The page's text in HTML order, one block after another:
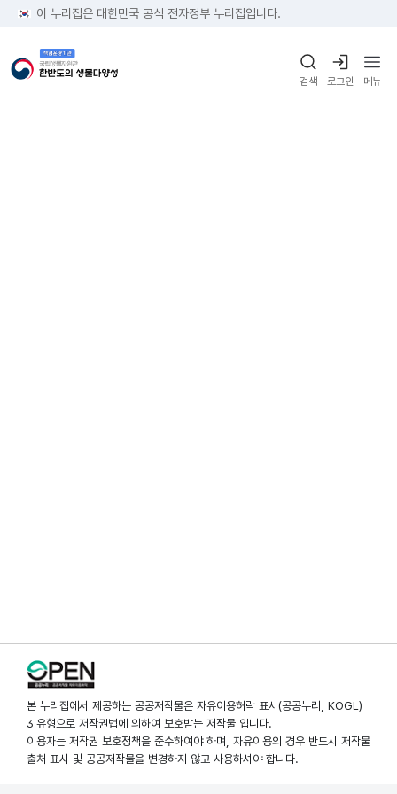
이 누리집은 대한민국 공식 전자정부 누리집입니다.
검색 로그인 메뉴
본 누리집에서 제공하는 공공저작물은 자유이용허락 표시(공공누리, KOGL)
3 유형으로 저작권법에 의하여 보호받는 저작물 입니다.
이용자는 저작권 보호정책을 준수하여야 하며, 자유이용의 경우 반드시 저작물
출처 표시 및 공공저작물을 변경하지 않고 사용하셔야 합니다.